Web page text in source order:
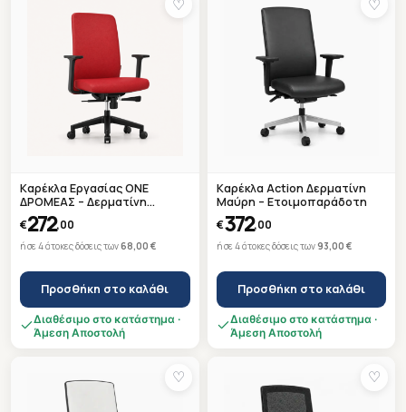
♡
Καρέκλα Εργασίας ONE
ΔΡΟΜΕΑΣ – Δερματίνη
Κόκκινη R2A4 – Μαύρη Βάση –
Ετοιμοπαράδοτη
€272,00
ή σε 4 άτοκες δόσεις των68,00 €
Προσθήκη στο καλάθι
Διαθέσιμο στο κατάστημα ·
Άμεση Αποστολή
♡
Καρέκλα Action Δερματίνη
Μαύρη – Ετοιμοπαράδοτη
€372,00
ή σε 4 άτοκες δόσεις των93,00 €
Προσθήκη στο καλάθι
Διαθέσιμο στο κατάστημα ·
Άμεση Αποστολή
♡ ♡